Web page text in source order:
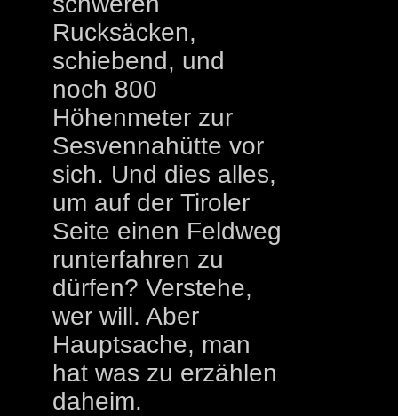
Rucksäcken,
schiebend, und
noch 800
Höhenmeter zur
Sesvennahütte vor
sich. Und dies alles,
um auf der Tiroler
Seite einen Feldweg
runterfahren zu
dürfen? Verstehe,
wer will. Aber
Hauptsache, man
hat was zu erzählen
daheim.